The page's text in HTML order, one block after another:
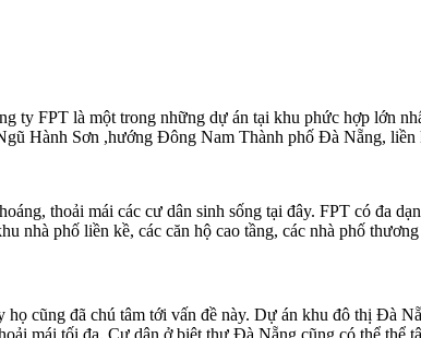
ty FPT là một trong những dự án tại khu phức hợp lớn
Hành Sơn ,hướng Đông Nam Thành phố Đà Nẵng, liền
thoải mái các cư dân sinh sống tại đây. FPT có đa
phố liền kề, các căn hộ cao tầng, các nhà phố
cũng đã chú tâm tới vấn đề này. Dự án khu đô thị Đà
mái tối đa. Cư dân ở biệt thự Đà Nẵng cũng có thể thể